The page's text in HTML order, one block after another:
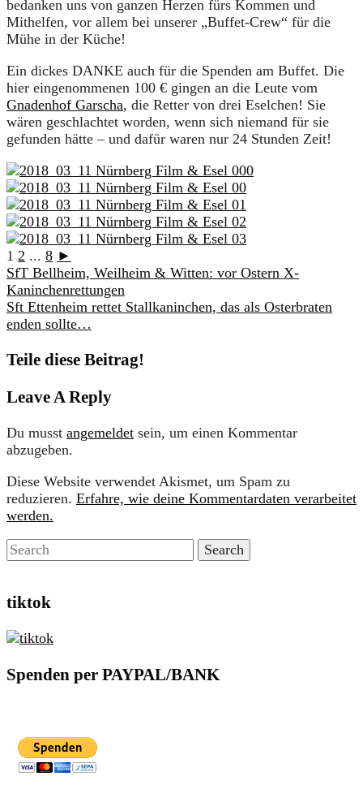
bedanken uns von ganzen Herzen fürs Kommen und
Mithelfen, vor allem bei unserer „Buffet-Crew“ für die
Mühe in der Küche!
Ein dickes DANKE auch für die Spenden am Buffet. Die
hier eingenommenen 100 € gingen an die Leute vom
Gnadenhof Garscha, die Retter von drei Eselchen! Sie
wären geschlachtet worden, wenn sich niemand für sie
gefunden hätte – und dafür waren nur 24 Stunden Zeit!
1 2 ... 8 ►
SfT Bellheim, Weilheim & Witten: vor Ostern X-
Kaninchenrettungen
Sft Ettenheim rettet Stallkaninchen, das als Osterbraten
enden sollte…
Teile diese Beitrag!
Leave A Reply
Du musst angemeldet sein, um einen Kommentar
abzugeben.
Diese Website verwendet Akismet, um Spam zu
reduzieren. Erfahre, wie deine Kommentardaten verarbeitet
werden.
tiktok
Spenden per PAYPAL/BANK